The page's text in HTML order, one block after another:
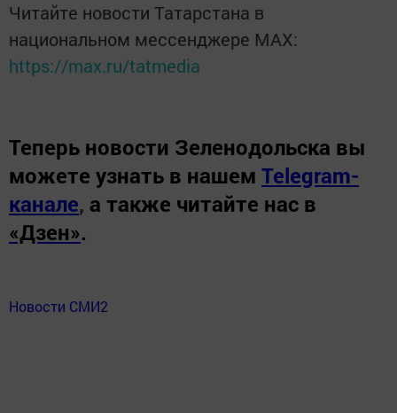
Читайте новости Татарстана в
национальном мессенджере MАХ:
https://max.ru/tatmedia
Теперь новости Зеленодольска вы
можете узнать в нашем Telegram-
канале, а также читайте нас в
«Дзен».
Новости СМИ2